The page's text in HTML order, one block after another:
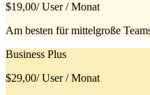
$19,00/ User / Monat
Am besten für mittelgroße
Business Plus
$29,00/ User / Monat